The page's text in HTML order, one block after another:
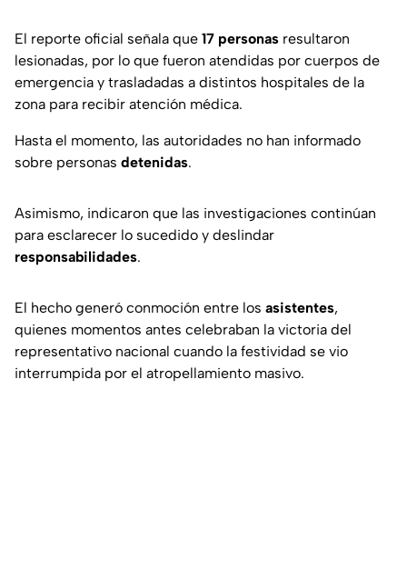
El reporte oficial señala que 17 personas resultaron
lesionadas, por lo que fueron atendidas por cuerpos de
emergencia y trasladadas a distintos hospitales de la
zona para recibir atención médica.
Hasta el momento, las autoridades no han informado
sobre personas detenidas.
Asimismo, indicaron que las investigaciones continúan
para esclarecer lo sucedido y deslindar
responsabilidades.
El hecho generó conmoción entre los asistentes,
quienes momentos antes celebraban la victoria del
representativo nacional cuando la festividad se vio
interrumpida por el atropellamiento masivo.